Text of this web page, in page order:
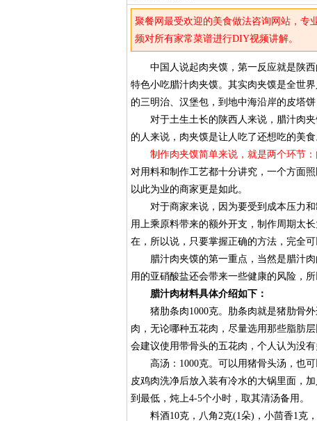
聚餐网最受欢迎的美食做法咨询网站，专
频对所有家常菜谱进行DIY视频讲解。
中国人说起肉夹馍，第一反应就是陕西
特色小吃腊汁肉夹馍。其实肉夹馍是全世
的三明治、汉堡包，到地中海沿岸的皮塔
对于土生土长的陕西人来说，腊汁肉夹
的人来说，肉夹馍是让人吃了还想吃的美
制作肉夹馍简单来说，就是两个环节
对用料和制作工艺都十分讲究，一个方面
以此为业的商家更是如此。
对于商家来说，因为要受到成本压力和
用上乘原料带来的额外开支，制作周期太
在，所以说，只要掌握正确的方法，完全
腊汁肉夹馍的第一重点，当然是腊汁肉
用的亚硝酸盐还会带来一些健康的风险，
腊汁肉材料具体介绍如下：
猪肋条肉1000克。肋条肉就是猪肋骨外
肉，无论哪种五花肉，尽量选用那些脂肪
会建议使用带骨头的五花肉，个人认为没有
高汤：1000克。可以用猪骨头汤，也可
皮鸡肉洗净后放入装有冷水的大锅里面，
到最低，炖上4-5个小时，取其清汤备用。
料酒10克，八角2克(1朵)，小茴香1克，